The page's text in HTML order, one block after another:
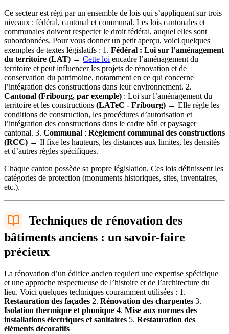
Ce secteur est régi par un ensemble de lois qui s’appliquent sur trois
niveaux : fédéral, cantonal et communal. Les lois cantonales et
communales doivent respecter le droit fédéral, auquel elles sont
subordonnées. Pour vous donner un petit aperçu, voici quelques
exemples de textes législatifs : 1. Fédéral : Loi sur l’aménagement
du territoire (LAT) → Cette loi encadre l’aménagement du
territoire et peut influencer les projets de rénovation et de
conservation du patrimoine, notamment en ce qui concerne
l’intégration des constructions dans leur environnement. 2.
Cantonal (Fribourg, par exemple) : Loi sur l’aménagement du
territoire et les constructions (LATeC - Fribourg) → Elle règle les
conditions de construction, les procédures d’autorisation et
l’intégration des constructions dans le cadre bâti et paysager
cantonal. 3. Communal : Règlement communal des constructions
(RCC) → Il fixe les hauteurs, les distances aux limites, les densités
et d’autres règles spécifiques.
Chaque canton possède sa propre législation. Ces lois définissent les
catégories de protection (monuments historiques, sites, inventaires,
etc.).
Techniques de rénovation des
bâtiments anciens : un savoir-faire
précieux
La rénovation d’un édifice ancien requiert une expertise spécifique
et une approche respectueuse de l’histoire et de l’architecture du
lieu. Voici quelques techniques couramment utilisées : 1.
Restauration des façades 2. Rénovation des charpentes 3.
Isolation thermique et phonique 4. Mise aux normes des
installations électriques et sanitaires 5. Restauration des
éléments décoratifs